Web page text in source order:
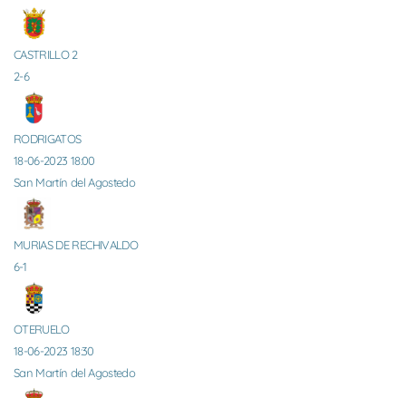
CASTRILLO 2
2-6
RODRIGATOS
18-06-2023 18:00
San Martín del Agostedo
MURIAS DE RECHIVALDO
6-1
OTERUELO
18-06-2023 18:30
San Martín del Agostedo